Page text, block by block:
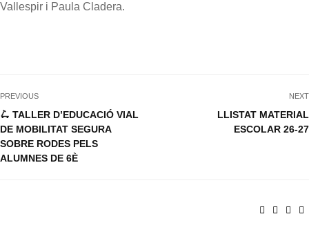
Vallespir i Paula Cladera.
PREVIOUS
🛴 TALLER D’EDUCACIÓ VIAL
DE MOBILITAT SEGURA
SOBRE RODES PELS
ALUMNES DE 6È
NEXT
LLISTAT MATERIAL
ESCOLAR 26-27